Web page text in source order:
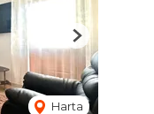
Harta
Next